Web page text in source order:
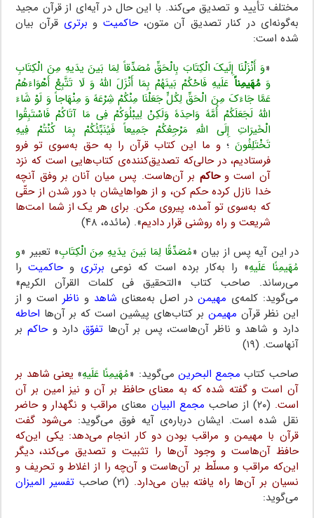
مختلف تأیید و تصدیق می‌کند. با این حال در آیه‌ای از قرآن مجید
به‌گونه‌ای در کنار تصدیق آن متون،حاکمیت و برتری قرآن بیان
شده است:
«وَ أَنْزَلْنَا إِلَیکَ الْکِتَابَ بِالْحَقِّ مُصَدِّقاً لِمَا بَینَ یدَیهِ مِنَ الْکِتَابِ
وَمُهَیمِناً عَلَیهِ فَاحْکُمْ بَینَهُمْ بِمَا أَنْزَلَ اللَّهُ وَ لَا تَتَّبِعْ أَهْوَاءَهُمْ
عَمَّا جَاءَکَ مِنَ الْحَقِّ لِکُلٍّ جَعَلْنَا مِنْکُمْ شِرْعَهً وَ مِنْهَاجاً وَ لَوْ شَاءَ
اللَّهُ لَجَعَلَکُمْ أُمَّهً وَاحِدَهً وَلَکِنْ لِیبْلُوَکُمْ فِی مَا آتَاکُمْ فَاسْتَبِقُوا
الْخَیرَاتِ إِلَى اللَّهِ مَرْجِعُکُمْ جَمِیعاً فَیُنَبِّئُکُمْ بِمَا کُنْتُمْ فِیهِ
تَخْتَلِفُونَ ؛و ما این کتاب قرآن را به حق به‌سوی تو فرو
فرستادیم، در حالی‌که تصدیق‌کننده‌ی کتاب‌هایی است که نزد
آن است وحاکم بر آن‌هاست. پس میان آنان بر وفق آنچه
خدا نازل کرده حکم کن، و از هواهایشان با دور شدن از حقّی
که به‌سوی تو آمده، پیروی مکن. برای هر یک از شما امت‌ها
شریعت و راه روشنی قرار دادیم». (مائده، ۴۸)
در این آیه پس از بیان «مُصَدِّقًا لِمَا بَینَ یدَیهِ مِنَ الْکِتَابِ» تعبیر «و
مُهَیمِنًا عَلَیهِ» را به‌کار برده است که نوعی برتری وحاکمیترا
می‌رساند. صاحب کتاب «التحقیق فی کلمات القرآن الکریم»
می‌گوید: کلمه‌ی مهیمندر اصل به‌معنای شاهد و ناظر است و از
این نظر قرآن مهیمن بر کتاب‌های پیشین است که بر آن‌ها احاطه
دارد و شاهد و ناظر آن‌هاست، پس بر آن‌هاتفوّق دارد وحاکم بر
آنهاست. (۱۹)
صاحب کتاب مجمع البحرین می‌گوید: «مُهَیمِنًا عَلَیهِ» یعنی شاهد بر
آن است و گفته شده که به معنای حافظ بر آن و نیز امین بر آن
است. (۲۰) از صاحب مجمع البیان معنای مراقب و نگهدار و حاضر
نقل شده است. ایشان درباره‌ی آیه فوق می‌گوید: می‌شود گفت
قرآن با مهیمن و مراقب بودن دو کار انجام می‌دهد: یکی این‌که
حافظ آن‌هاست و وجود آن‌ها را تثبیت و تصدیق می‌کند، دیگر
این‌که مراقب و مسلّط بر آن‌هاست و آن‌چه را از اغلاط و تحریف و
نسیان بر آن‌ها راه یافته بیان می‌دارد. (۲۱) صاحب
تفسیر المیزان
می‌گوید: